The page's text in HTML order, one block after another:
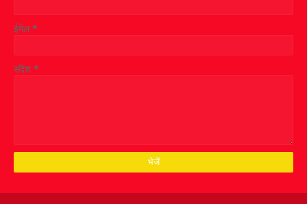
ईमेल*
संदेश *